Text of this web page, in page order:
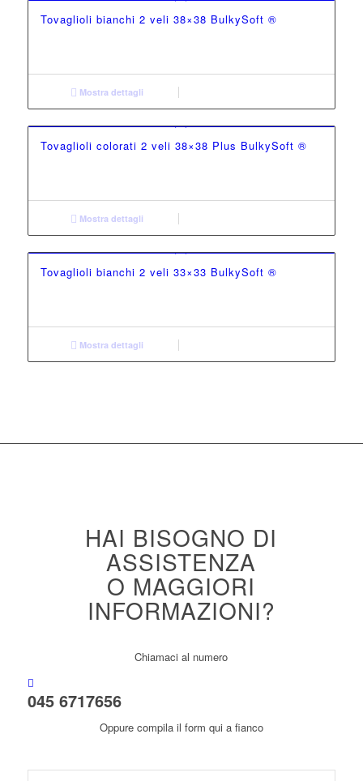
Tovaglioli bianchi 2 veli 38×38 BulkySoft ®
Mostra dettagli
Tovaglioli colorati 2 veli 38×38 Plus BulkySoft ®
Mostra dettagli
Tovaglioli bianchi 2 veli 33×33 BulkySoft ®
Mostra dettagli
HAI BISOGNO DI
ASSISTENZA
O MAGGIORI
INFORMAZIONI?
Chiamaci al numero
045 6717656
Oppure compila il form qui a fianco